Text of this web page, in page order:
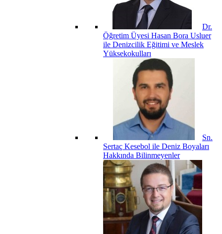
Dr.
Öğretim Üyesi Hasan Bora Usluer
ile Denizcilik Eğitimi ve Meslek
Yüksekokulları
Sn.
Sertaç Kesebol ile Deniz Boyaları
Hakkında Bilinmeyenler